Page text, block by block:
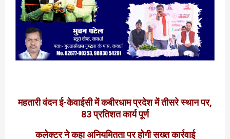
महतारी वंदन ई-केवाईसी में कबीरधाम प्रदेश में तीसरे स्थान पर,
83 प्रतिशत कार्य पूर्ण
कलेक्टर ने कहा अनियमितता पर होगी सख्त कार्रवाई